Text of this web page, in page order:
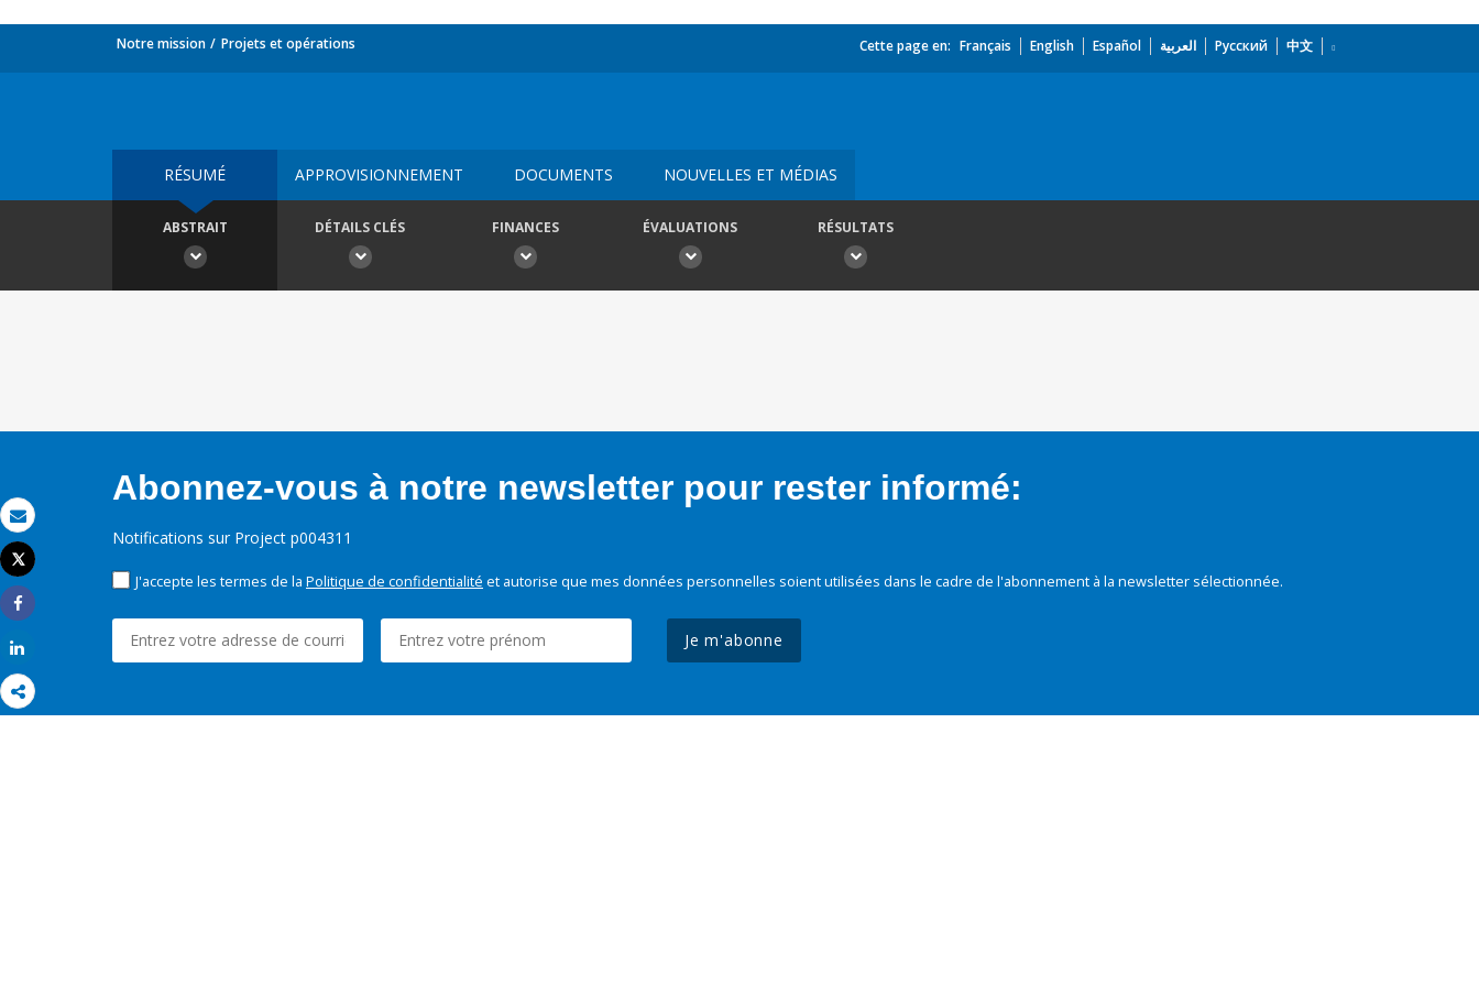
Email
Imprimer
Tweet
Share
Notre mission Projets et opérations Cette page en: Français English Español العربية Русский 中文
RÉSUMÉ APPROVISIONNEMENT DOCUMENTS NOUVELLES ET MÉDIAS
ABSTRAIT DÉTAILS CLÉS FINANCES ÉVALUATIONS RÉSULTATS
Abonnez-vous à notre newsletter pour rester informé:
Notifications sur Project p004311
J'accepte les termes de la Politique de confidentialité et autorise que mes données personnelles soient utilisées dans le cadre de l'abonnement à la newsletter sélectionnée.
Je m'abonne